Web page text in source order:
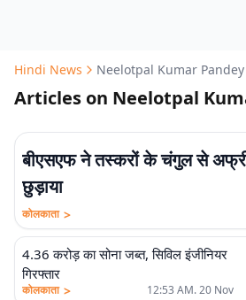
Hindi News Neelotpal Kumar Pandey
Articles on Neelotpal
बीएसएफ ने तस्करों के चंगुल से
छुड़ाया
कोलकाता >
4.36 करोड़ का सोना जब्त, सिविल इंजीनियर
गिरफ्तार
कोलकाता > 12:53 AM. 20 Nov